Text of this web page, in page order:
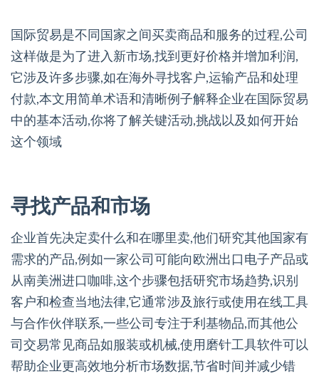
国际贸易是不同国家之间买卖商品和服务的过程,公司
这样做是为了进入新市场,找到更好价格并增加利润,
它涉及许多步骤,如在海外寻找客户,运输产品和处理
付款,本文用简单术语和清晰例子解释企业在国际贸易
中的基本活动,你将了解关键活动,挑战以及如何开始
这个领域
寻找产品和市场
企业首先决定卖什么和在哪里卖,他们研究其他国家有
需求的产品,例如一家公司可能向欧洲出口电子产品或
从南美洲进口咖啡,这个步骤包括研究市场趋势,识别
客户和检查当地法律,它通常涉及旅行或使用在线工具
与合作伙伴联系,一些公司专注于利基物品,而其他公
司交易常见商品如服装或机械,使用磨针工具软件可以
帮助企业更高效地分析市场数据,节省时间并减少错